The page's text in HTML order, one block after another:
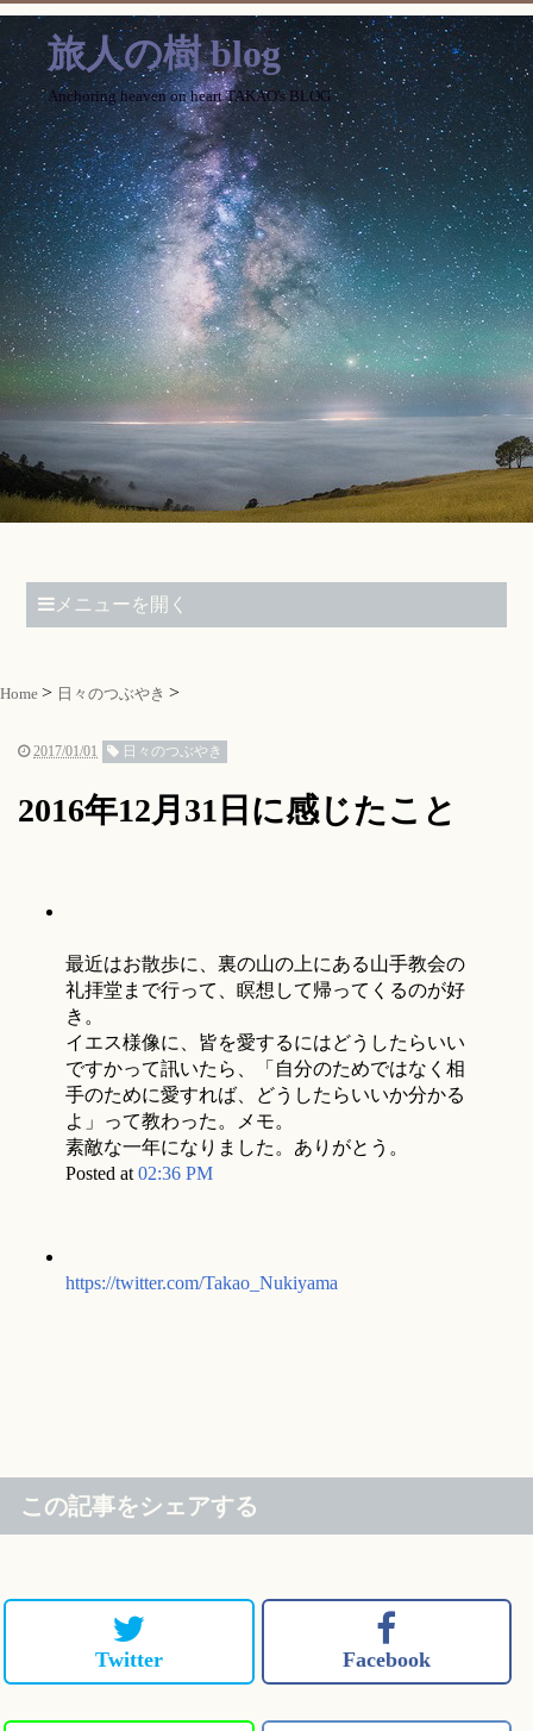
旅人の樹 blog
Anchoring heaven on heart TAKAO's BLOG
メニューを開く
Home 日々のつぶやき
2017/01/01 日々のつぶやき
2016年12月31日に感じたこと
最近はお散歩に、裏の山の上にある山手教会の
礼拝堂まで行って、瞑想して帰ってくるのが好
き。
イエス様像に、皆を愛するにはどうしたらいい
ですかって訊いたら、「自分のためではなく相
手のために愛すれば、どうしたらいいか分かる
よ」って教わった。メモ。
素敵な一年になりました。ありがとう。
Posted at 02:36 PM
https://twitter.com/Takao_Nukiyama
この記事をシェアする
Twitter Facebook